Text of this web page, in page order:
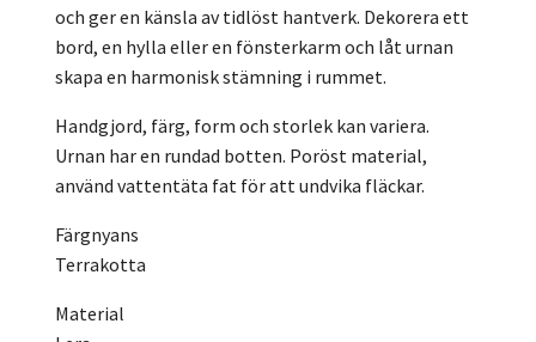
och ger en känsla av tidlöst hantverk. Dekorera ett
bord, en hylla eller en fönsterkarm och låt urnan
skapa en harmonisk stämning i rummet.
Handgjord, färg, form och storlek kan variera.
Urnan har en rundad botten. Poröst material,
använd vattentäta fat för att undvika fläckar.
Färgnyans
Terrakotta
Material